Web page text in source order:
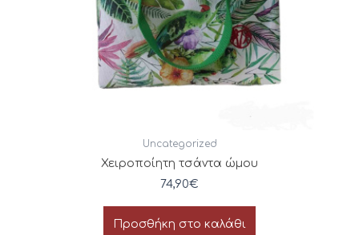
Uncategorized
Χειροποίητη τσάντα ώμου
74,90€
Προσθήκη στο καλάθι